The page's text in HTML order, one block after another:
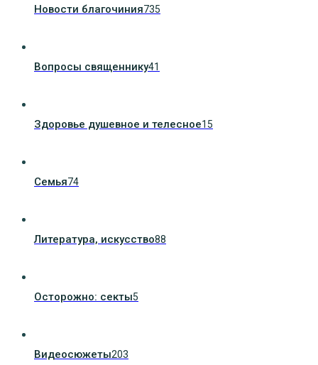
Новости благочиния735
Вопросы священнику41
Здоровье душевное и телесное15
Семья74
Литература, искуcство88
Осторожно: секты5
Видеосюжеты203